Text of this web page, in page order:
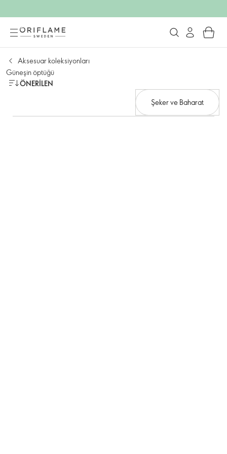
Aksesuar koleksiyonları
Güneşin öptüğü
ÖNERILEN
Şeker ve Baharat